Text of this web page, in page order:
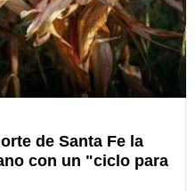
de Santa Fe la
con un "ciclo para